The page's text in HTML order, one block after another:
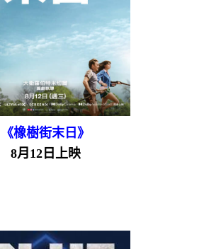
《橡樹街末日》
8月12日上映